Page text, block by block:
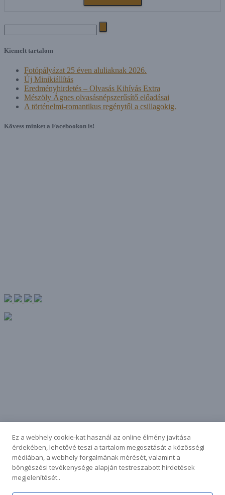
Search
for:
Kiemelt tartalom
Fotópályázat 25 éven aluliaknak 2026.
Új Minikiállítás
Eredményhirdetés – Olvasás Kihívás Extra
Mészöly Ágnes olvasásnépszerűsítő előadásai
A történelmi-romantikus regénytől a csillagokig.
Kövess minket a Facebookon is!
Kérdezd a
Könyvtárost!
Search
Search
AKTUALITÁSOK
BEMUTATKOZÁS
GYŰJTEMÉNY
Ez a webhely cookie-kat használ az online élmény javítása
érdekében, lehetővé teszi a tartalom megosztását a közösségi
médiában, a webhely forgalmának mérését, valamint a
böngészési tevékenysége alapján testreszabott hirdetések
megjelenítését..